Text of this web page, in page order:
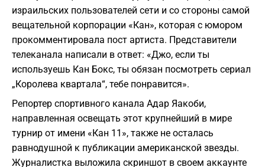
израильских пользователей сети и со стороны самой
вещательной корпорации «Кан», которая с юмором
прокомментировала пост артиста. Представители
телеканала написали в ответ: «Джо, если ты
используешь Кан Бокс, ты обязан посмотреть сериал
„Королева квартала“, тебе понравится».
Репортер спортивного канала Адар Яакоби,
направленная освещать этот крупнейший в мире
турнир от имени «Кан 11», также не осталась
равнодушной к публикации американской звезды.
Журналистка выложила скриншот в своем аккаунте